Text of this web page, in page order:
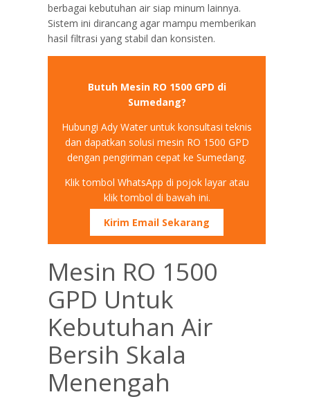
berbagai kebutuhan air siap minum lainnya.
Sistem ini dirancang agar mampu memberikan
hasil filtrasi yang stabil dan konsisten.
Butuh Mesin RO 1500 GPD di
Sumedang?
Hubungi Ady Water untuk konsultasi teknis
dan dapatkan solusi mesin RO 1500 GPD
dengan pengiriman cepat ke Sumedang.
Klik tombol WhatsApp di pojok layar atau
klik tombol di bawah ini.
Kirim Email Sekarang
Mesin RO 1500
GPD Untuk
Kebutuhan Air
Bersih Skala
Menengah